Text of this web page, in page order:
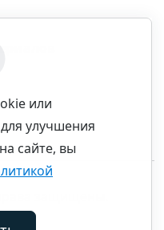
защищены.
или
улучшения
сайте, вы